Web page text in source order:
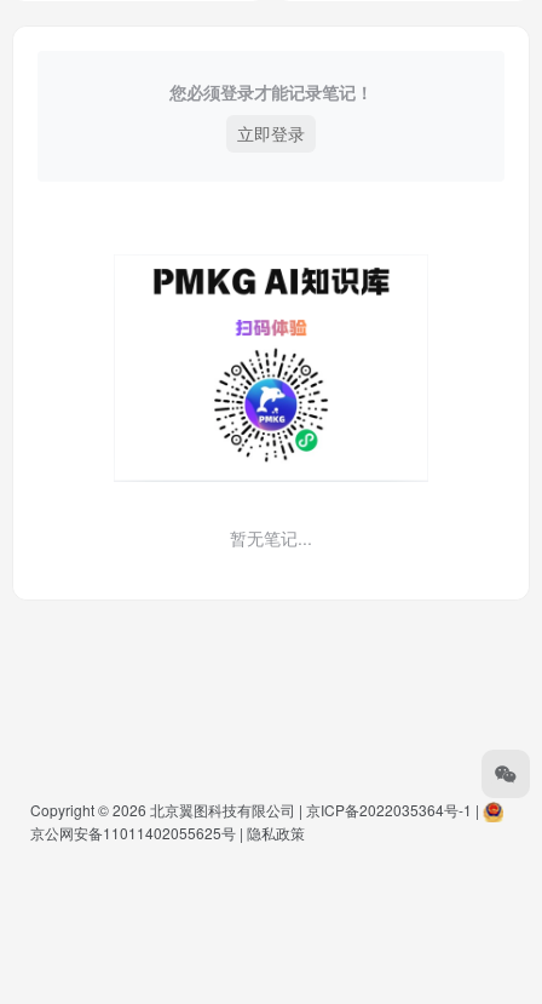
您必须登录才能记录笔记！
立即登录
暂无笔记...
Copyright © 2026 北京翼图科技有限公司 | 京ICP备2022035364号-1 |
京公网安备11011402055625号 | 隐私政策